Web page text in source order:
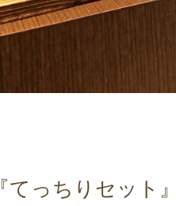
『てっちりセット